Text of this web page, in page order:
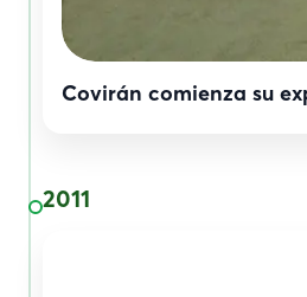
Covirán comienza su
2011